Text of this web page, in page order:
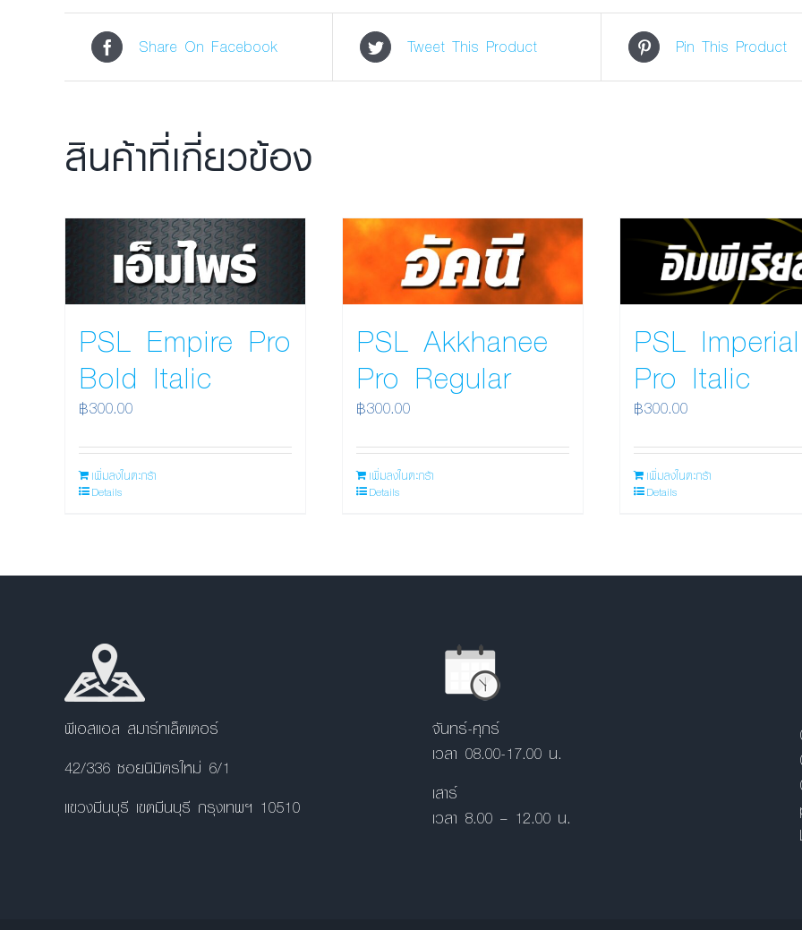
Share On Facebook Tweet This Product Pin This Product
สินค้าที่เกี่ยวข้อง
PSL Empire Pro
Bold Italic
฿300.00
เพิ่มลงในตะกร้า
Details
PSL Akkhanee
Pro Regular
฿300.00
เพิ่มลงในตะกร้า
Details
PSL Imperial
Pro Italic
฿300.00
เพิ่มลงในตะกร้า
Details
พีเอสแอล สมาร์ทเล็ตเตอร์
42/336 ซอยนิมิตรใหม่ 6/1
แขวงมีนบุรี เขตมีนบุรี กรุงเทพฯ 10510
จันทร์-ศุกร์
เวลา 08.00-17.00 น.
เสาร์
เวลา 8.00 – 12.00 น.